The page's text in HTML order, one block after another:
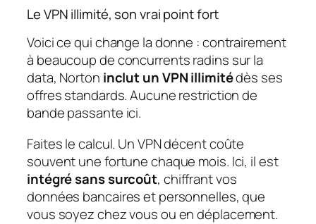
Le VPN illimité, son vrai point fort
Voici ce qui change la donne : contrairement
à beaucoup de concurrents radins sur la
data, Norton inclut un VPN illimitédès ses
offres standards. Aucune restriction de
bande passante ici.
Faites le calcul. Un VPN décent coûte
souvent une fortune chaque mois. Ici, il est
intégré sans surcoût, chiffrant vos
données bancaires et personnelles, que
vous soyez chez vous ou en déplacement.